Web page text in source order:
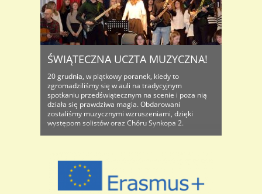
ŚWIĄTECZNA UCZTA MUZYCZNA!
20 grudnia, w piątkowy poranek, kiedy to
zgromadziliśmy się w auli na tradycyjnym
spotkaniu przedświątecznym na scenie i poza nią
działa się prawdziwa magia. Obdarowani
zostaliśmy muzycznymi wzruszeniami, dzięki
występom solistów oraz Chóru Synkopa 2.
rozliczne talenty, ..